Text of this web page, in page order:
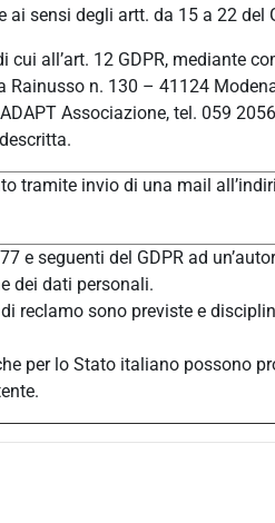
sensi degli artt. da 15 a 22 del
all’art. 12 GDPR, mediante
n. 130 – 41124
Associazione, tel. 059
tramite invio di una mail
e seguenti del GDPR ad
dei dati personali.
reclamo sono previste e
per lo Stato italiano possono